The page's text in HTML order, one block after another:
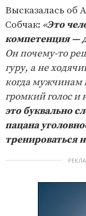
Высказалась об
Собчак: «Это
компетенция —
Он почему-то
гуру, а не
когда мужчинам
громкий голос и
это буквально
пацана
тренироваться